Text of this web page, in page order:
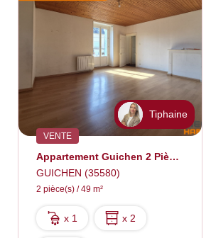
Tiphaine
VENTE
Appartement Guichen 2 Pièce(s) 49 M2
GUICHEN (35580)
2 pièce(s) / 49 m²
x 1 x 2